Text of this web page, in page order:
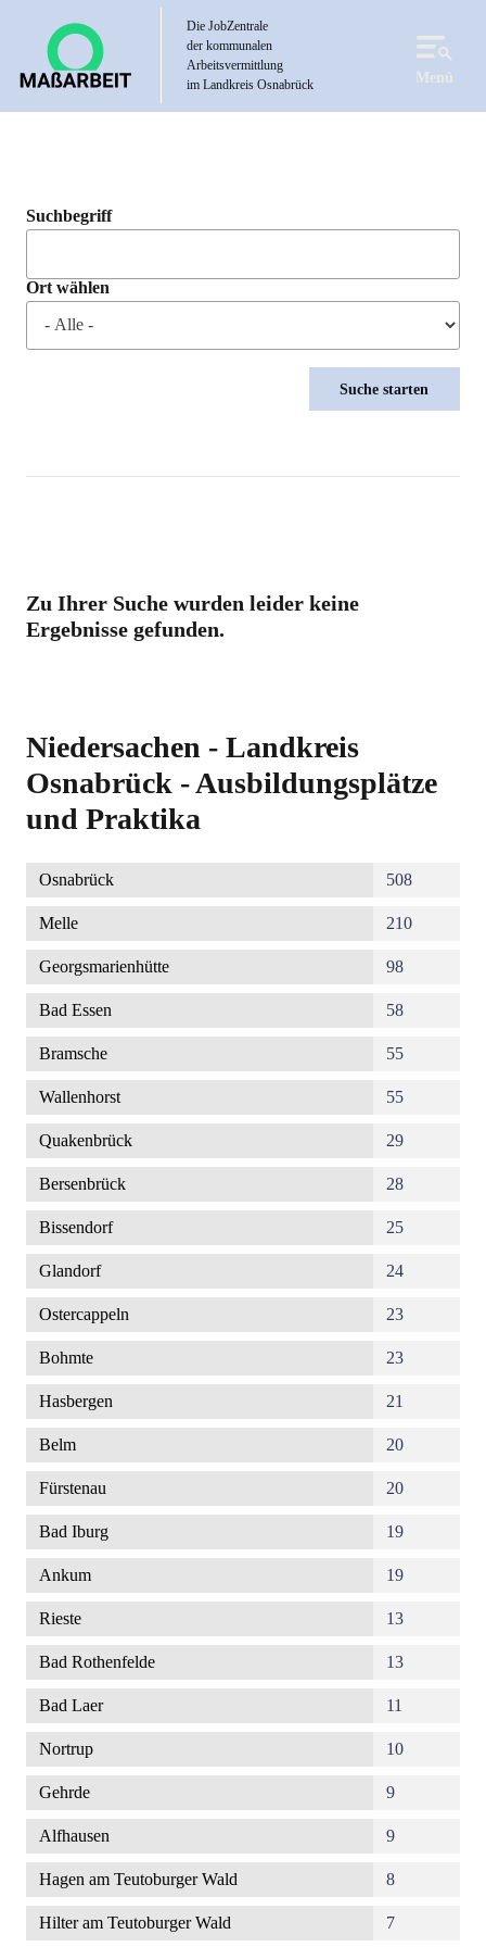
Die JobZentrale
der kommunalen
Arbeitsvermittlung
im Landkreis Osnabrück
Menü
Suchbegriff
Ort wählen
Zu Ihrer Suche wurden leider keine
Ergebnisse gefunden.
Niedersachen - Landkreis
Osnabrück - Ausbildungsplätze
und Praktika
Osnabrück 508
Melle 210
Georgsmarienhütte 98
Bad Essen 58
Bramsche 55
Wallenhorst 55
Quakenbrück 29
Bersenbrück 28
Bissendorf 25
Glandorf 24
Ostercappeln 23
Bohmte 23
Hasbergen 21
Belm 20
Fürstenau 20
Bad Iburg 19
Ankum 19
Rieste 13
Bad Rothenfelde 13
Bad Laer 11
Nortrup 10
Gehrde 9
Alfhausen 9
Hagen am Teutoburger Wald 8
Hilter am Teutoburger Wald 7